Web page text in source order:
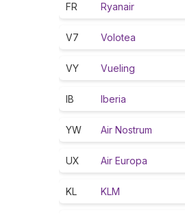
FR Ryanair
V7 Volotea
VY Vueling
IB Iberia
YW Air Nostrum
UX Air Europa
KL KLM